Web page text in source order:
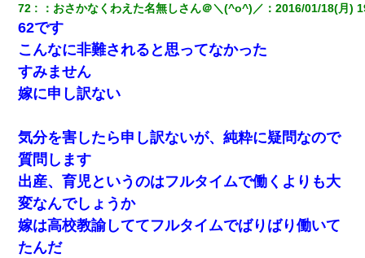
72 ： おさかなくわえた名無しさん＠＼(^o^)／ ：2016/01/18(月)
62です
こんなに非難されると思ってなかった
すみません
嫁に申し訳ない
気分を害したら申し訳ないが、純粋に疑問なので
質問します
出産、育児というのはフルタイムで働くよりも大
変なんでしょうか
嫁は高校教諭しててフルタイムでばりばり働いて
たんだ